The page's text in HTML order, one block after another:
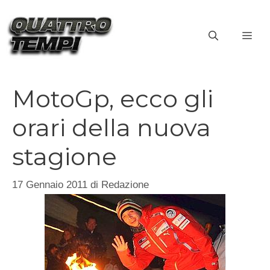
contenuto
MotoGp, ecco gli
orari della nuova
stagione
17 Gennaio 2011 di Redazione